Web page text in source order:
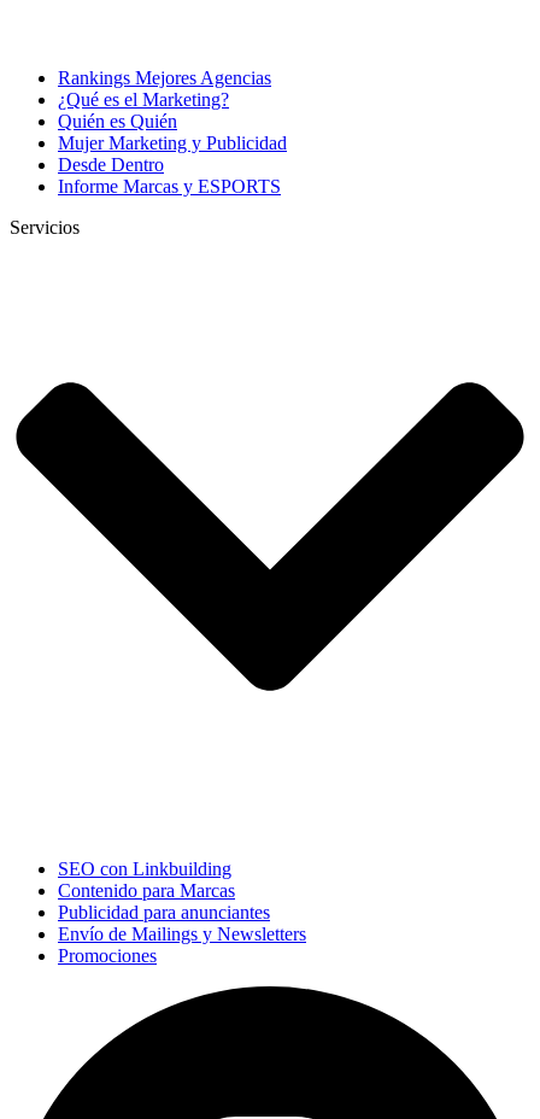
Rankings Mejores Agencias
¿Qué es el Marketing?
Quién es Quién
Mujer Marketing y Publicidad
Desde Dentro
Informe Marcas y ESPORTS
Servicios
SEO con Linkbuilding
Contenido para Marcas
Publicidad para anunciantes
Envío de Mailings y Newsletters
Promociones